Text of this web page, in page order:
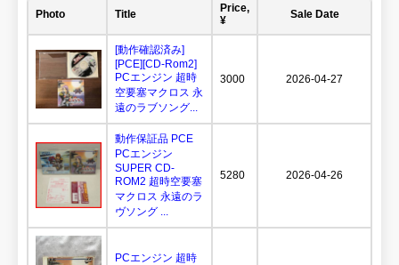
Photo Title
Price,
¥
Sale Date
[動作確認済み]
[PCE][CD-Rom2]
PCエンジン 超時
空要塞マクロス 永
遠のラブソング...
3000 2026-04-27
動作保証品 PCE
PCエンジン
SUPER CD-
ROM2 超時空要塞
マクロス 永遠のラ
ヴソング ...
5280 2026-04-26
PCエンジン 超時